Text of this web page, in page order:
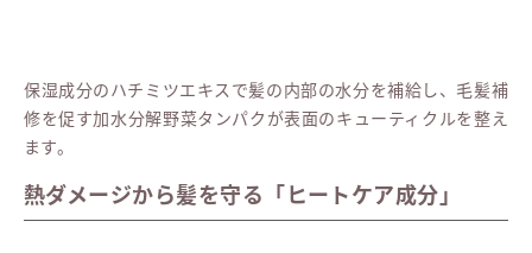
保湿成分のハチミツエキスで髪の内部の水分を補給し、毛髪補
修を促す加水分解野菜タンパクが表面のキューティクルを整え
ます。
熱ダメージから髪を守る「ヒートケア成分」